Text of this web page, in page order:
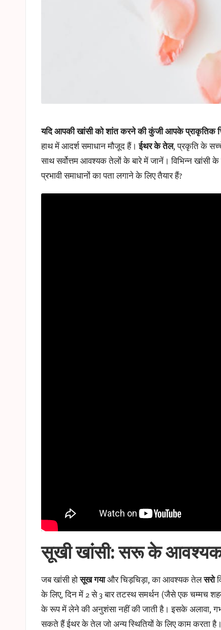
यदि आपकी खांसी को शांत करने की कुंजी आपके प्राकृतिक
हाथ में आदर्श समाधान मौजूद हैं।ईथर के तेल, प्रकृति के
साथ सर्वोत्तम आवश्यक तेलों के बारे में जानें। विभिन्न
प्रभावी समाधानों का पता लगाने के लिए तैयार हैं?
सूखी खांसी: सरू के आवश्यक
जब खांसी होसूख गयाऔर चिड़चिड़ा, का आवश्यक तेलसरो
के लिए, दिन में 2 से 3 बार तटस्थ समर्थन (जैसे एक चम्मच
के रूप में लेने की अनुशंसा नहीं की जाती है। इसके अलावा,
सकते हैंईथर के तेलजो अन्य स्थितियों के लिए काम करता है।